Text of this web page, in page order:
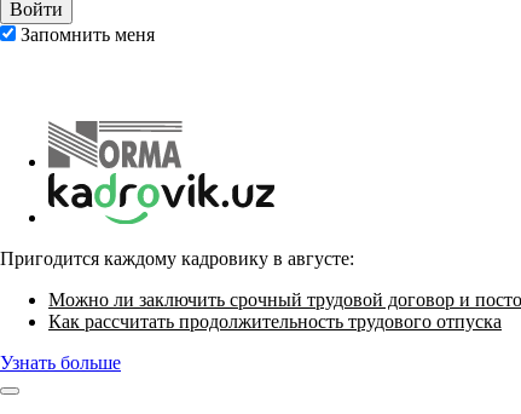
Запомнить меня
Пригодится каждому кадровику в августе:
Можно ли заключить срочный трудовой договор и
Как рассчитать продолжительность трудового отпуска
Узнать больше